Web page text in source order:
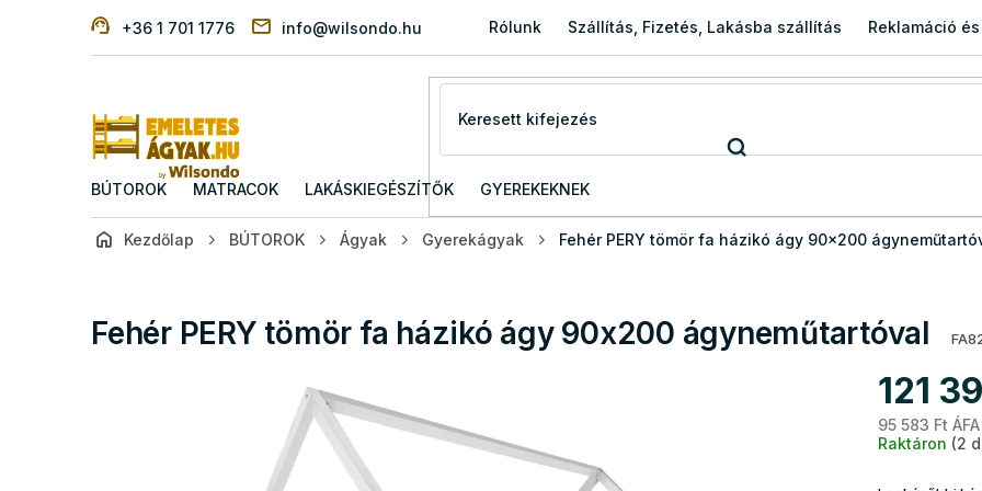
+36 1 701 1776 info@wilsondo.hu Rólunk Szállítás, Fizetés, Lakásba szállítás Reklamáció
BÚTOROK MATRACOK LAKÁSKIEGÉSZÍTŐK GYEREKEKNEK
Kezdőlap BÚTOROK Ágyak Gyerekágyak Fehér PERY tömör fa házikó ágy 90x200
Fehér PERY tömör fa házikó ágy 90x200 ágyneműtartóval
121
95 583 Ft
Raktáron (2